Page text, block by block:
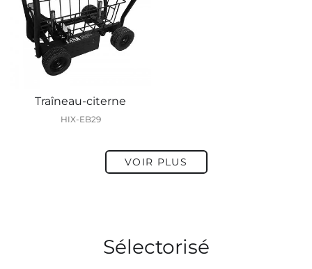
Traîneau-citerne
HIX-EB29
VOIR PLUS
Sélectorisé